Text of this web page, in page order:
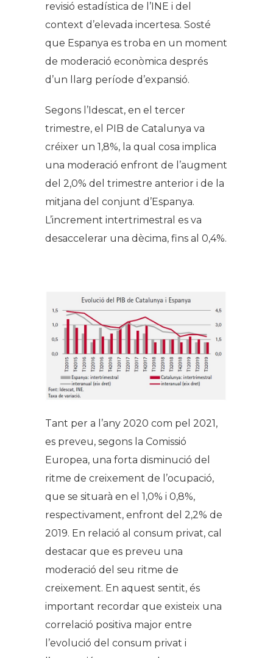
revisió estadística de l’INE i del
context d’elevada incertesa. Sosté
que Espanya es troba en un moment
de moderació econòmica després
d’un llarg període d’expansió.
Segons l’Idescat, en el tercer
trimestre, el PIB de Catalunya va
créixer un 1,8%, la qual cosa implica
una moderació enfront de l’augment
del 2,0% del trimestre anterior i de la
mitjana del conjunt d’Espanya.
L’increment intertrimestral es va
desaccelerar una dècima, fins al 0,4%.
Tant per a l’any 2020 com pel 2021,
es preveu, segons la Comissió
Europea, una forta disminució del
ritme de creixement de l’ocupació,
que se situarà en el 1,0% i 0,8%,
respectivament, enfront del 2,2% de
2019. En relació al consum privat, cal
destacar que es preveu una
moderació del seu ritme de
creixement. En aquest sentit, és
important recordar que existeix una
correlació positiva major entre
l’evolució del consum privat i